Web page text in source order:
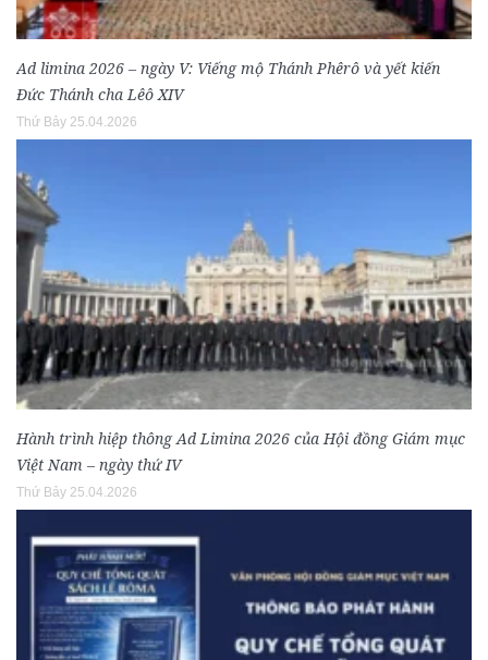
Ad limina 2026 – ngày V: Viếng mộ Thánh Phêrô và yết kiến
Đức Thánh cha Lêô XIV
Thứ Bảy 25.04.2026
Hành trình hiệp thông Ad Limina 2026 của Hội đồng Giám mục
Việt Nam – ngày thứ IV
Thứ Bảy 25.04.2026